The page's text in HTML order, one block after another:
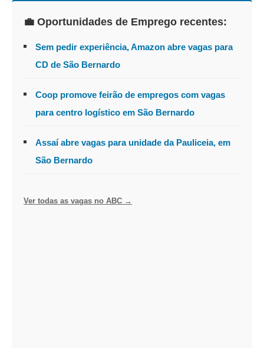
💼 Oportunidades de Emprego recentes:
Sem pedir experiência, Amazon abre vagas para
CD de São Bernardo
Coop promove feirão de empregos com vagas
para centro logístico em São Bernardo
Assaí abre vagas para unidade da Pauliceia, em
São Bernardo
Ver todas as vagas no ABC →